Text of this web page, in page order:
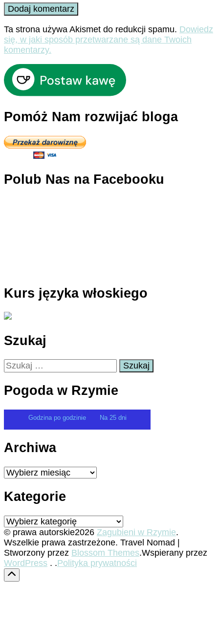
Ta strona używa Akismet do redukcji spamu. Dowiedz
się, w jaki sposób przetwarzane są dane Twoich
komentarzy.
Pomóż Nam rozwijać bloga
Polub Nas na Facebooku
Kurs języka włoskiego
Szukaj
Szukaj:
Pogoda w Rzymie
Godzina po godzinie Na 25 dni
Archiwa
Archiwa
Kategorie
Kategorie
© prawa autorskie2026 Zagubieni w Rzymie.
Wszelkie prawa zastrzeżone. Travel Nomad |
Stworzony przez Blossom Themes.Wspierany przez
WordPress . .Polityka prywatności